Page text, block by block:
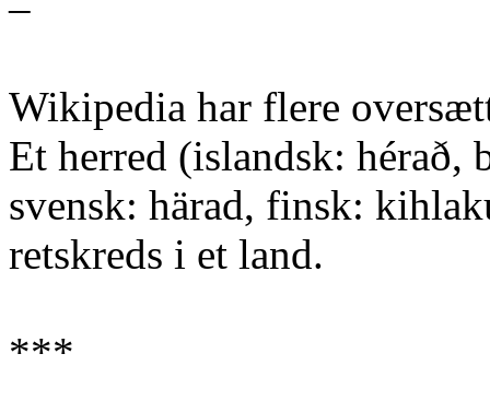
Wikipedia har flere
Et herred (islandsk: hérað,
svensk: härad, finsk:
retskreds i et land.
***